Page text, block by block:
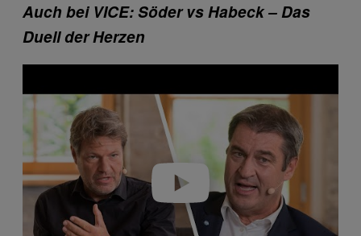
Auch bei VICE: Söder vs Habeck – Das
Duell der Herzen
Play video